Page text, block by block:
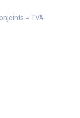
= TVA